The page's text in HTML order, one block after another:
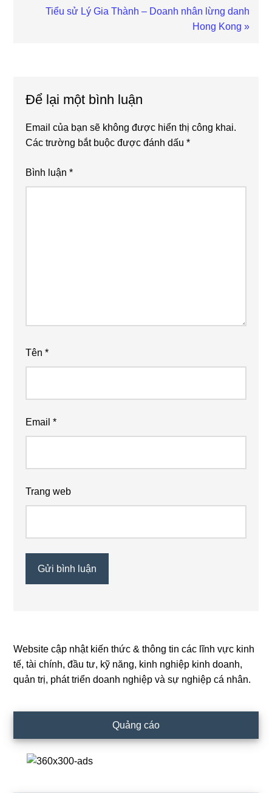
Next
Tiểu sử Lý Gia Thành – Doanh nhân lừng danh
Hong Kong »
Để lại một bình luận
Email của bạn sẽ không được hiển thị công khai.
Các trường bắt buộc được đánh dấu*
Bình luận*
Tên*
Email*
Trang web
Primary
Sidebar
Website cập nhật kiến thức & thông tin các lĩnh vực kinh
tế, tài chính, đầu tư, kỹ năng, kinh nghiệp kinh doanh,
quản trị, phát triển doanh nghiệp và sự nghiệp cá nhân.
Quảng cáo